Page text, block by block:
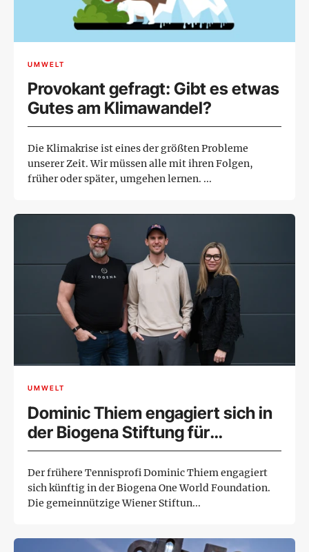
UMWELT
Provokant gefragt: Gibt es etwas
Gutes am Klimawandel?
Die Klimakrise ist eines der größten Probleme
unserer Zeit. Wir müssen alle mit ihren Folgen,
früher oder später, umgehen lernen. ...
UMWELT
Dominic Thiem engagiert sich in
der Biogena Stiftung für
Fairness, Umwelt und Kinder
Der frühere Tennisprofi Dominic Thiem engagiert
sich künftig in der Biogena One World Foundation.
Die gemeinnützige Wiener Stiftun...